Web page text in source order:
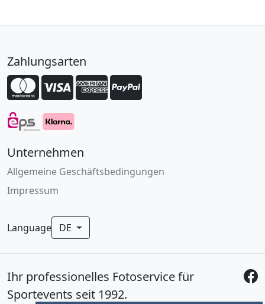
Zahlungsarten
Unternehmen
Allgemeine Geschäftsbedingungen
Impressum
Language DE
Ihr professionelles Fotoservice für
Sportevents seit 1992.